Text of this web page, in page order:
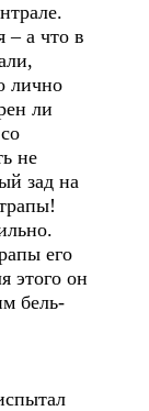
– а что в
лично
ли
не
зад на
его
этого он
бель-